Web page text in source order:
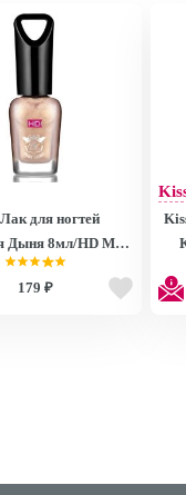
для ногтей
Дыня 8мл/HD Mini
Polish MNP27
179 ₽